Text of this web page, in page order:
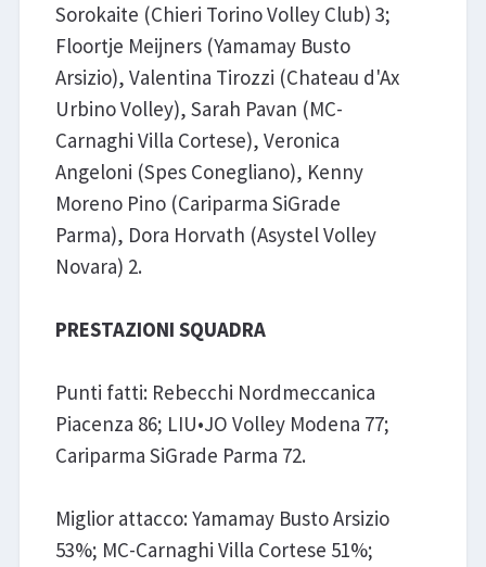
Sorokaite (Chieri Torino Volley Club) 3;
Floortje Meijners (Yamamay Busto
Arsizio), Valentina Tirozzi (Chateau d'Ax
Urbino Volley), Sarah Pavan (MC-
Carnaghi Villa Cortese), Veronica
Angeloni (Spes Conegliano), Kenny
Moreno Pino (Cariparma SiGrade
Parma), Dora Horvath (Asystel Volley
Novara) 2.
PRESTAZIONI SQUADRA
Punti fatti: Rebecchi Nordmeccanica
Piacenza 86; LIU•JO Volley Modena 77;
Cariparma SiGrade Parma 72.
Miglior attacco: Yamamay Busto Arsizio
53%; MC-Carnaghi Villa Cortese 51%;